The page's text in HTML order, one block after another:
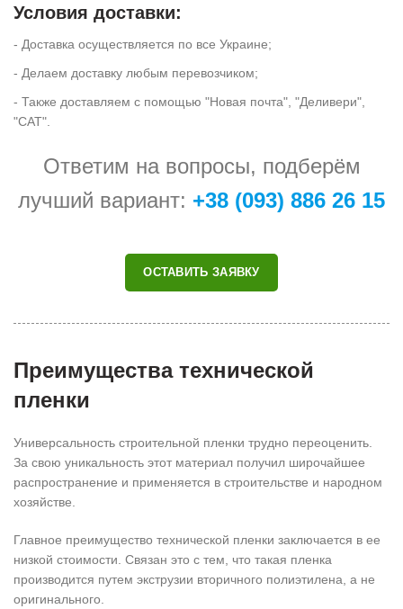
Условия доставки:
- Доставка осуществляется по все Украине;
- Делаем доставку любым перевозчиком;
- Также доставляем с помощью "Новая почта", "Деливери",
"САТ".
Ответим на вопросы, подберём
лучший вариант: +38 (093) 886 26 15
ОСТАВИТЬ ЗАЯВКУ
Преимущества технической
пленки
Универсальность строительной пленки трудно переоценить.
За свою уникальность этот материал получил широчайшее
распространение и применяется в строительстве и народном
хозяйстве.
Главное преимущество технической пленки заключается в ее
низкой стоимости. Связан это с тем, что такая пленка
производится путем экструзии вторичного полиэтилена, а не
оригинального.